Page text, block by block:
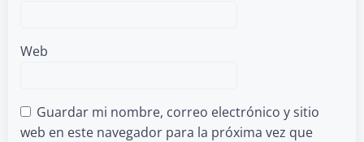
Web
Guardar mi nombre, correo electrónico y sitio
web en este navegador para la próxima vez que